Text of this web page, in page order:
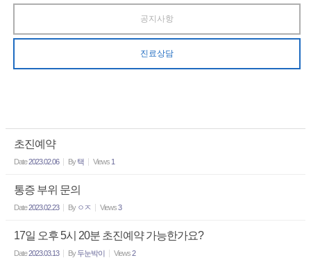
공지사항
진료상담
초진예약
Date2023.02.06 By 택 Views 1
통증 부위 문의
Date2023.02.23 By ㅇㅈ Views3
17일 오후 5시 20분 초진예약 가능한가요?
Date2023.03.13 By 두눈박이 Views2